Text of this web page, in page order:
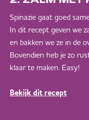
Spinazie gaat goed
In dit recept geven we
en bakken we ze in de
Bovendien heb je zo
klaar te maken. Easy!
Bekijk dit recept